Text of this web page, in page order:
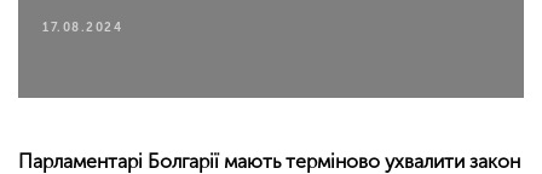
17.08.2024
Парламентарі Болгарії мають терміново ухвалити закон